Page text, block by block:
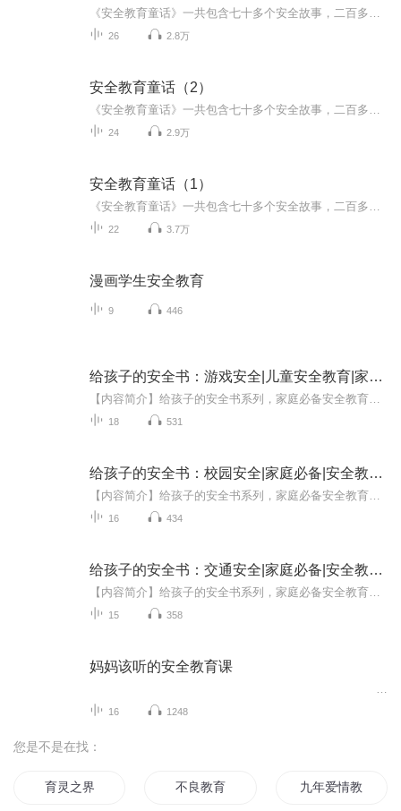
26 2.8万
安全教育童话（2）
24 2.9万
安全教育童话（1）
22 3.7万
漫画学生安全教育
9 446
给孩子的安全书：游戏安全|儿童安全教育|家庭必备
18 531
给孩子的安全书：校园安全|家庭必备|安全教育|儿童
16 434
给孩子的安全书：交通安全|家庭必备|安全教育|儿童
15 358
妈妈该听的安全教育课
16 1248
您是不是在找：
育灵之界 不良教育 九年爱情教育